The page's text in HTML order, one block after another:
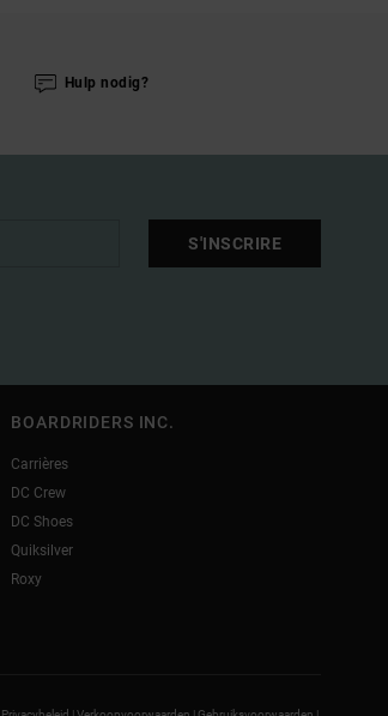
Hulp nodig?
S'INSCRIRE
BOARDRIDERS INC.
Carrières
DC Crew
DC Shoes
Quiksilver
Roxy